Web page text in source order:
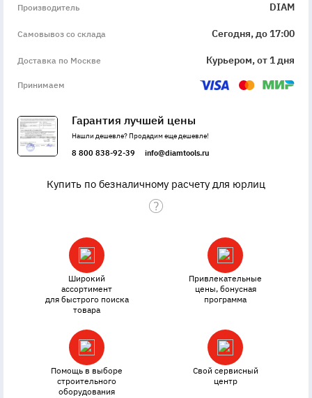
Производитель DIAM
Самовывоз со склада Сегодня, до 17:00
Доставка по Москве Курьером, от 1 дня
Принимаем
Гарантия лучшей цены
Нашли дешевле? Продадим еще дешевле!
8 800 838-92-39 info@diamtools.ru
Купить по безналичному расчету для юрлиц
Широкий
ассортимент
для быстрого поиска
товара
Привлекательные
цены, бонусная
программа
Помощь в выборе
строительного
оборудования
Свой сервисный
центр